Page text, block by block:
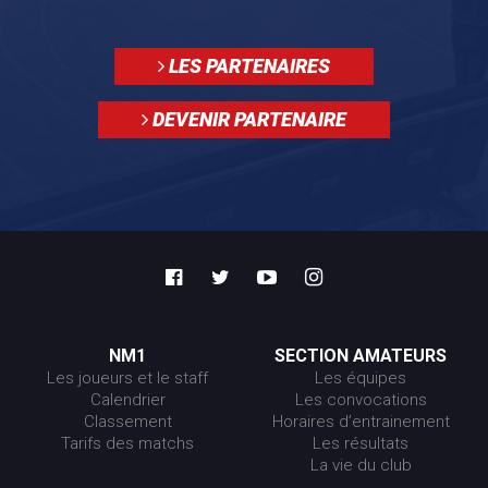
LES PARTENAIRES
DEVENIR PARTENAIRE
NM1
Les joueurs et le staff
Calendrier
Classement
Tarifs des matchs
SECTION AMATEURS
Les équipes
Les convocations
Horaires d’entrainement
Les résultats
La vie du club